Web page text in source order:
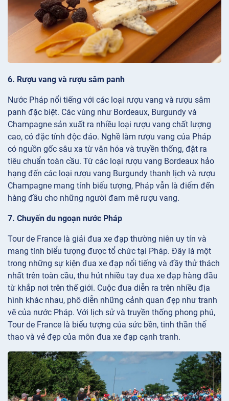
6. Rượu vang và rượu sâm panh
Nước Pháp nổi tiếng với các loại rượu vang và rượu sâm
panh đặc biệt. Các vùng như Bordeaux, Burgundy và
Champagne sản xuất ra nhiều loại rượu vang chất lượng
cao, có đặc tính độc đáo. Nghề làm rượu vang của Pháp
có nguồn gốc sâu xa từ văn hóa và truyền thống, đặt ra
tiêu chuẩn toàn cầu. Từ các loại rượu vang Bordeaux hảo
hạng đến các loại rượu vang Burgundy thanh lịch và rượu
Champagne mang tính biểu tượng, Pháp vẫn là điểm đến
hàng đầu cho những người đam mê rượu vang.
7. Chuyến du ngoạn nước Pháp
Tour de France là giải đua xe đạp thường niên uy tín và
mang tính biểu tượng được tổ chức tại Pháp. Đây là một
trong những sự kiện đua xe đạp nổi tiếng và đầy thử thách
nhất trên toàn cầu, thu hút nhiều tay đua xe đạp hàng đầu
từ khắp nơi trên thế giới. Cuộc đua diễn ra trên nhiều địa
hình khác nhau, phô diễn những cảnh quan đẹp như tranh
vẽ của nước Pháp. Với lịch sử và truyền thống phong phú,
Tour de France là biểu tượng của sức bền, tinh thần thể
thao và vẻ đẹp của môn đua xe đạp cạnh tranh.